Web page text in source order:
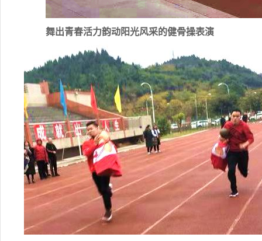
舞出青春活力韵动阳光风采的健骨操表演